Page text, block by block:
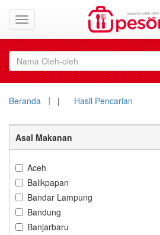
Beranda | Hasil Pencarian
Asal Makanan
Aceh
Balikpapan
Bandar Lampung
Bandung
Banjarbaru